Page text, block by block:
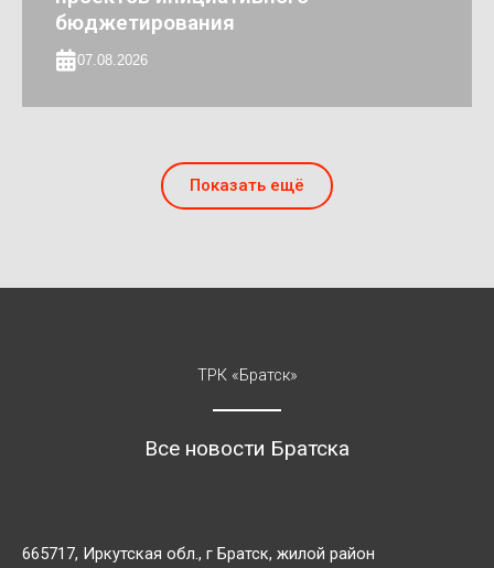
бюджетирования
07.08.2026
Показать ещё
ТРК «Братск»
Все новости Братска
665717, Иркутская обл., г Братск, жилой район